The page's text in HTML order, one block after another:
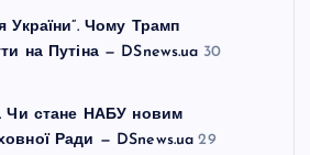
України”. Чому Трамп
на Путіна — DSnews.ua 30
Чи стане НАБУ новим
Ради — DSnews.ua 29